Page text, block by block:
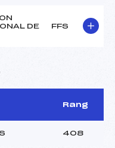
DE
FFS
Rang
408